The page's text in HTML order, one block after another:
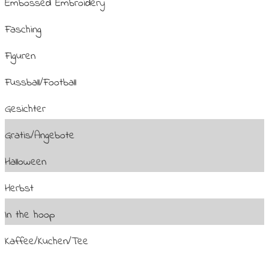
Embossed Embroidery
Fasching
Figuren
Fussball/Football
Gesichter
Gratis/Angebote
Halloween
Herbst
In the hoop
Kaffee/Kuchen/Tee